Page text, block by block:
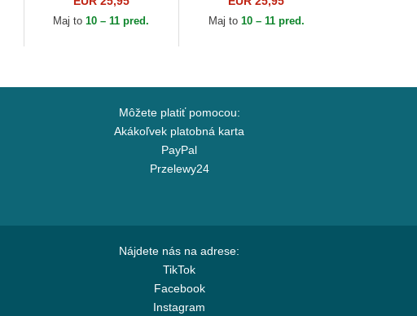
United Football Club
Maj to10 – 11 pred.
Football Club Premier
Maj to 10 – 11 pred.
Môžete platiť pomocou:
Akákoľvek platobná karta
PayPal
Przelewy24
Nájdete nás na adrese:
TikTok
Facebook
Instagram